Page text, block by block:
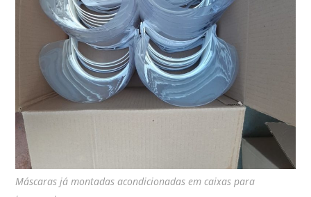
Máscaras já montadas acondicionadas em caixas para